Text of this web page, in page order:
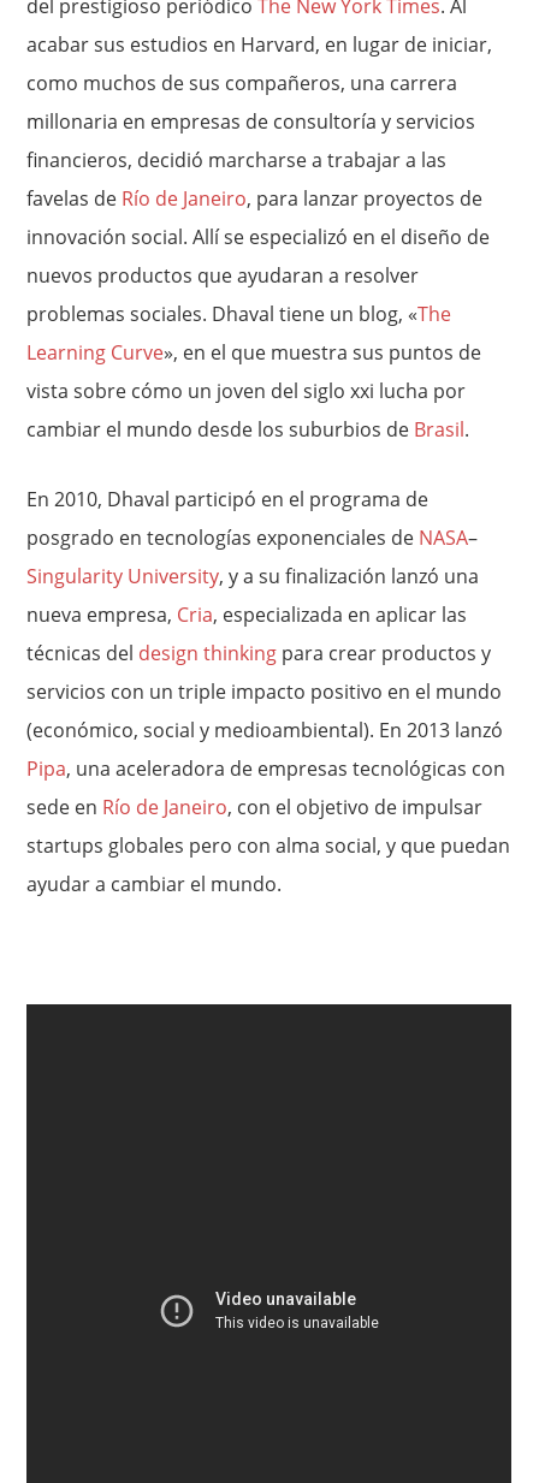
del prestigioso periódicoThe New York Times. Al
acabar sus estudios en Harvard, en lugar de iniciar,
como muchos de sus compañeros, una carrera
millonaria en empresas de consultoría y servicios
financieros, decidió marcharse a trabajar a las
favelas de Río de Janeiro, para lanzar proyectos de
innovación social. Allí se especializó en el diseño de
nuevos productos que ayudaran a resolver
problemas sociales. Dhaval tiene un blog, «The
Learning Curve», en el que muestra sus puntos de
vista sobre cómo un joven del siglo xxi lucha por
cambiar el mundo desde los suburbios de Brasil.
En 2010, Dhaval participó en el programa de
posgrado en tecnologías exponenciales de NASA–
Singularity University, y a su finalización lanzó una
nueva empresa, Cria, especializada en aplicar las
técnicas del design thinking para crear productos y
servicios con un triple impacto positivo en el mundo
(económico, social y medioambiental). En 2013 lanzó
Pipa, una aceleradora de empresas tecnológicas con
sede en Río de Janeiro, con el objetivo de impulsar
startups globales pero con alma social, y que puedan
ayudar a cambiar el mundo.